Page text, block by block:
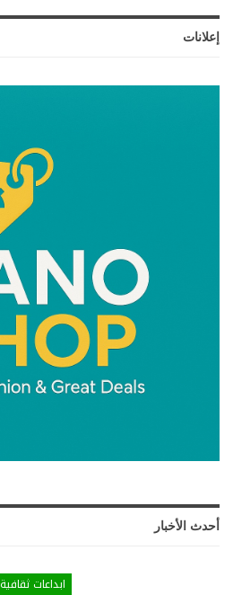
إعلانات
أحدث الأخبار
ابداعات ثقافية